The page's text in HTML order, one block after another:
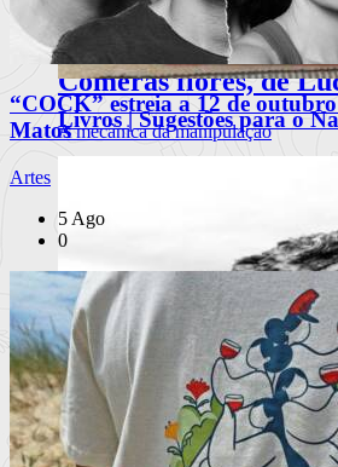
Livros | Sugestões para o
Comerás flores, de
A mecânica da manipulação
“COCK” estreia a 12 de
Matos
Artes
5 Ago
0
INSTAGRAM